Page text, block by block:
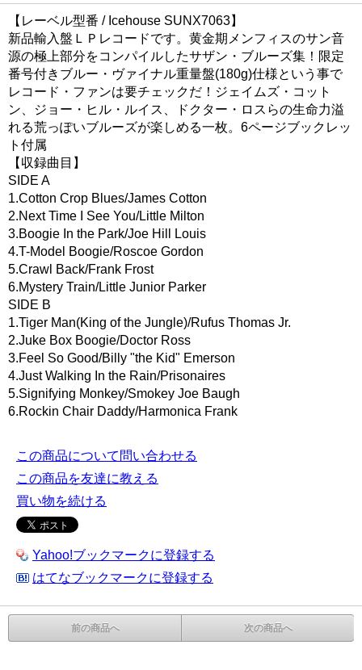
【レーベル型番 / Icehouse SUNX7063】
新品輸入盤ＬＰレコードです。黄金期メンフィスのサン音
源の極上部分をコンパイルしたサザン・ブルーズ集！限定
番号付きブルー・ヴァイナル重量盤(180g)仕様という事で
レコード・ファンは要チェックだ！ジェイムズ・コット
ン、ジョー・ヒル・ルイス、ドクター・ロスらの生命力溢
れる荒っぽいブルーズが楽しめる一枚。6ページブックレッ
ト付属
【収録曲目】
SIDE A
1.Cotton Crop Blues/James Cotton
2.Next Time I See You/Little Milton
3.Boogie In the Park/Joe Hill Louis
4.T-Model Boogie/Roscoe Gordon
5.Crawl Back/Frank Frost
6.Mystery Train/Little Junior Parker
SIDE B
1.Tiger Man(King of the Jungle)/Rufus Thomas Jr.
2.Juke Box Boogie/Doctor Ross
3.Feel So Good/Billy "the Kid" Emerson
4.Just Walking In the Rain/Prisonaires
5.Signifying Monkey/Smokey Joe Baugh
6.Rockin Chair Daddy/Harmonica Frank
この商品について問い合わせる
この商品を友達に教える
買い物を続ける
Yahoo!ブックマークに登録する
はてなブックマークに登録する
前の商品へ 次の商品へ